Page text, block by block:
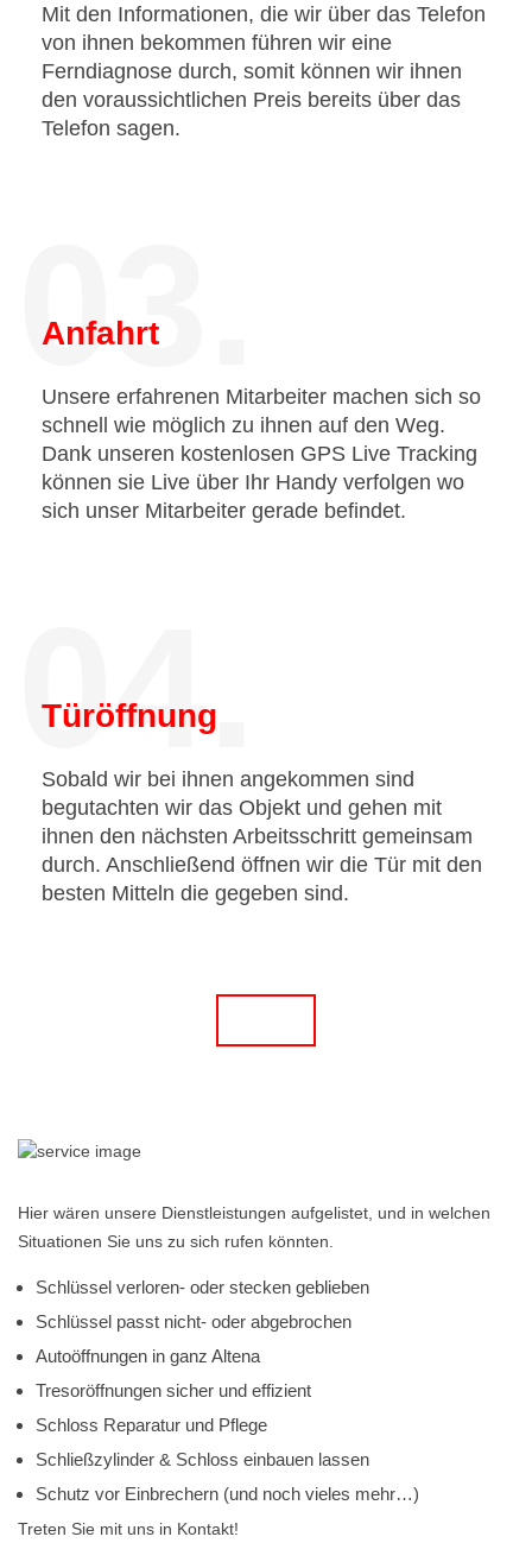
Mit den Informationen, die wir über das Telefon
von ihnen bekommen führen wir eine
Ferndiagnose durch, somit können wir ihnen
den voraussichtlichen Preis bereits über das
Telefon sagen.
03.
Anfahrt
Unsere erfahrenen Mitarbeiter machen sich so
schnell wie möglich zu ihnen auf den Weg.
Dank unseren kostenlosen GPS Live Tracking
können sie Live über Ihr Handy verfolgen wo
sich unser Mitarbeiter gerade befindet.
04.
Türöffnung
Sobald wir bei ihnen angekommen sind
begutachten wir das Objekt und gehen mit
ihnen den nächsten Arbeitsschritt gemeinsam
durch. Anschließend öffnen wir die Tür mit den
besten Mitteln die gegeben sind.
Hier wären unsere Dienstleistungen aufgelistet, und in welchen
Situationen Sie uns zu sich rufen könnten.
Schlüssel verloren- oder stecken geblieben
Schlüssel passt nicht- oder abgebrochen
Autoöffnungen in ganz Altena
Tresoröffnungen sicher und effizient
Schloss Reparatur und Pflege
Schließzylinder & Schloss einbauen lassen
Schutz vor Einbrechern (und noch vieles mehr…)
Treten Sie mit uns in Kontakt!